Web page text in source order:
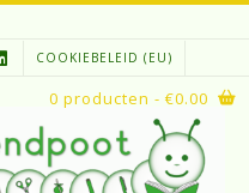
COOKIEBELEID (EU)
0 producten - €0.00